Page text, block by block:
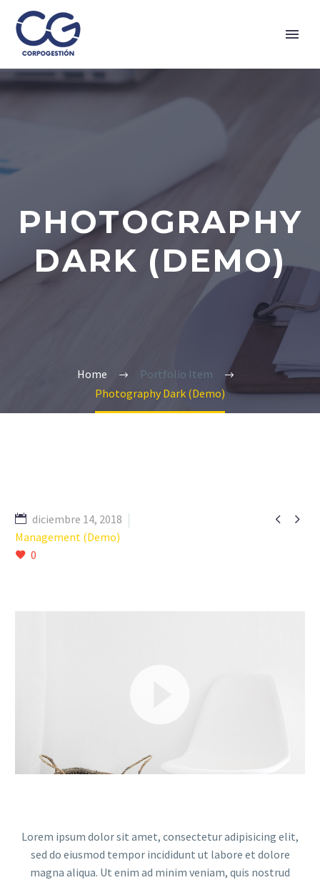
PHOTOGRAPHY
DARK (DEMO)
Home
Portfolio Item
Photography Dark (Demo)
 
diciembre 14, 2018
Management (Demo)
0
Lorem ipsum dolor sit amet, consectetur adipisicing elit,
sed do eiusmod tempor incididunt ut labore et dolore
magna aliqua. Ut enim ad minim veniam, quis nostrud